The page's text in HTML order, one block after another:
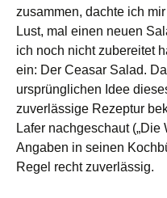
zusammen, dachte ich
Lust, mal einen neuen
ich noch nicht zubereitet
ein: Der Ceasar Salad.
ursprünglichen Idee
zuverlässige Rezeptur
Lafer nachgeschaut
Angaben in seinen
Regel recht zuverlässig.